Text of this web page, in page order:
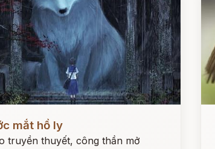
mắt hồ ly
truyền thuyết, công thần mở